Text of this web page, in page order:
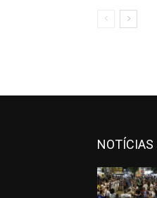
NOTÍCIAS